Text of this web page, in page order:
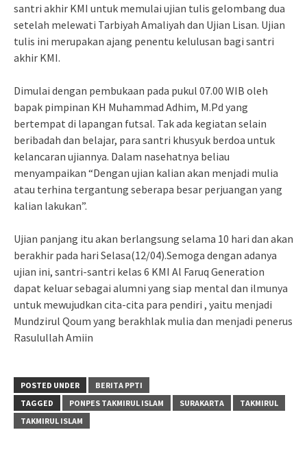
santri akhir KMI untuk memulai ujian tulis gelombang dua
setelah melewati Tarbiyah Amaliyah dan Ujian Lisan. Ujian
tulis ini merupakan ajang penentu kelulusan bagi santri
akhir KMI.
Dimulai dengan pembukaan pada pukul 07.00 WIB oleh
bapak pimpinan KH Muhammad Adhim, M.Pd yang
bertempat di lapangan futsal. Tak ada kegiatan selain
beribadah dan belajar, para santri khusyuk berdoa untuk
kelancaran ujiannya. Dalam nasehatnya beliau
menyampaikan “Dengan ujian kalian akan menjadi mulia
atau terhina tergantung seberapa besar perjuangan yang
kalian lakukan”.
Ujian panjang itu akan berlangsung selama 10 hari dan akan
berakhir pada hari Selasa(12/04).Semoga dengan adanya
ujian ini, santri-santri kelas 6 KMI Al Faruq Generation
dapat keluar sebagai alumni yang siap mental dan ilmunya
untuk mewujudkan cita-cita para pendiri , yaitu menjadi
Mundzirul Qoum yang berakhlak mulia dan menjadi penerus
Rasulullah Amiin
POSTED UNDER
BERITA PPTI
TAGGED
PONPES TAKMIRUL ISLAM SURAKARTA
TAKMIRUL
TAKMIRUL ISLAM